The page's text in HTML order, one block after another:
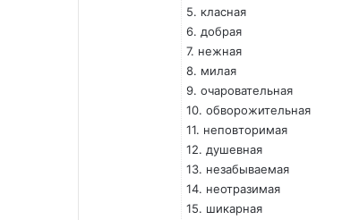
5. класная
6. добрая
7. нежная
8. милая
9. очаровательная
10. обворожительная
11. неповторимая
12. душевная
13. незабываемая
14. неотразимая
15. шикарная